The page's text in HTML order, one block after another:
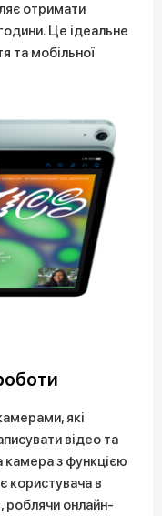
отримати
Це ідеальне
та мобільної
які
відео та
камера з функцією
користувача в
роблячи онлайн-